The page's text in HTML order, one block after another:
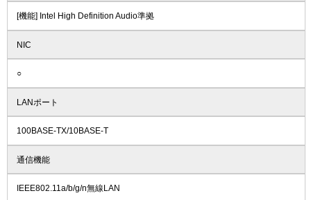
[機能] Intel High Definition Audio準拠
NIC
○
LANポート
100BASE-TX/10BASE-T
通信機能
IEEE802.11a/b/g/n無線LAN